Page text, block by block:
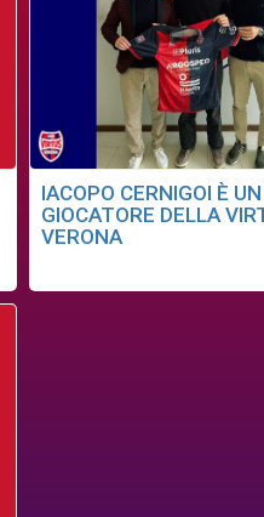
IACOPO CERNIGOI È
GIOCATORE DELLA
VERONA